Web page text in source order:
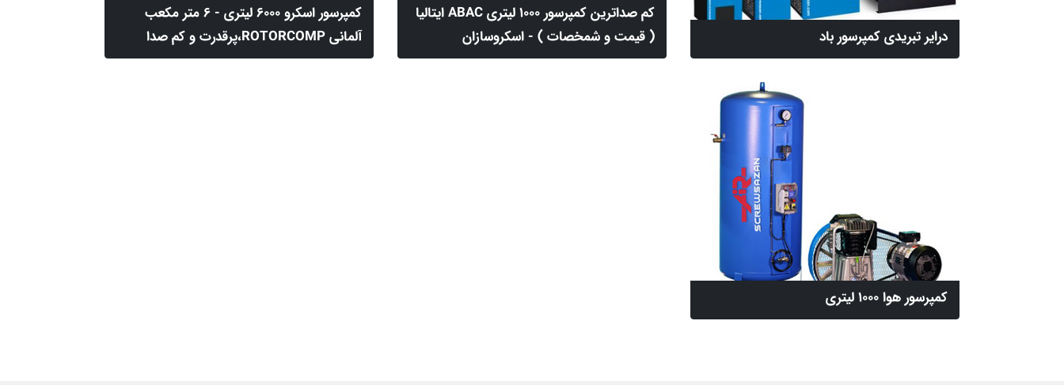
درایر تبریدی کمپرسور باد
کم صداترین کمپرسور 1000 لیتری ABAC ایتالیا
( قیمت و شمخصات ) - اسکروسازان
کمپرسور اسکرو 6000 لیتری - 6 متر مکعب
آلمانی ROTORCOMP،پرقدرت و کم صدا
کمپرسور هوا 1000 لیتری